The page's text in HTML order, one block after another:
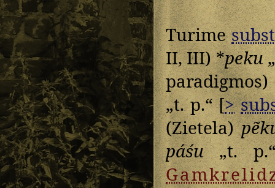
Turime
II, III) *peku
paradigmos)
„t. p.“ [>
(Zietela)
páśu„t.